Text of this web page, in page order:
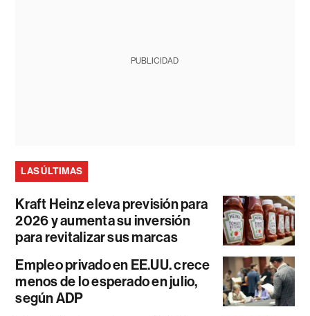
PUBLICIDAD
LAS ÚLTIMAS
Kraft Heinz eleva previsión para
2026 y aumenta su inversión
para revitalizar sus marcas
Empleo privado en EE.UU. crece
menos de lo esperado en julio,
según ADP